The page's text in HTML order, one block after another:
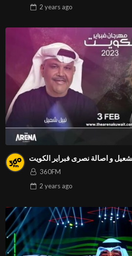
2 yearsago
360FM
2 yearsago